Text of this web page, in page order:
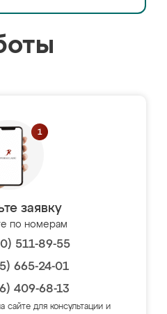
заявку
по номерам
511-89-55
665-24-01
409-68-13
сайте для консультации и